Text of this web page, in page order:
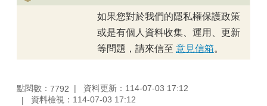
如果您對於我們的隱私權保護政策
或是有個人資料收集、運用、更新
等問題，請來信至 意見信箱。
點閱數： 7792
資料更新：114-07-03 17:12
資料檢視：114-07-03 17:12